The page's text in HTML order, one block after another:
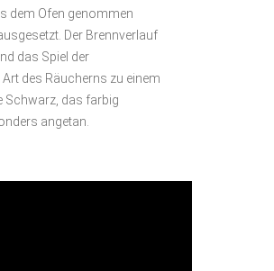
dem Ofen genommen
Der Brennverlauf
das Spiel der
des Räucherns zu einem
Schwarz, das farbig
angetan.